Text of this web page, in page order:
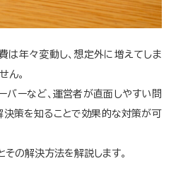
は年々変動し、想定外に増えてしま
ん。
バーなど、運営者が直面しやすい問
策を知ることで効果的な対策が可
その解決方法を解説します。